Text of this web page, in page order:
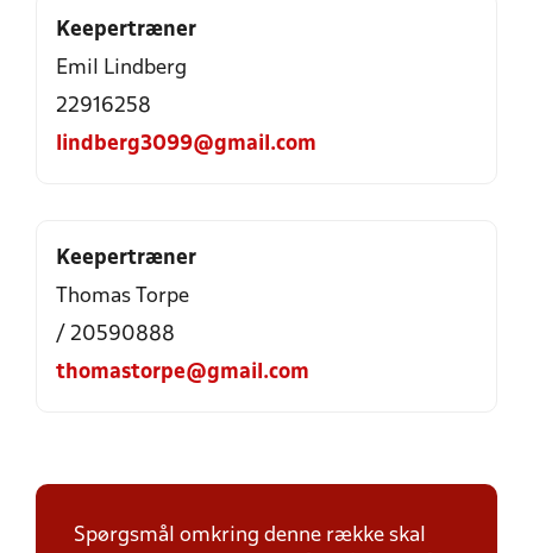
Keepertræner
Emil Lindberg
22916258
lindberg3099@gmail.com
Keepertræner
Thomas Torpe
/ 20590888
thomastorpe@gmail.com
Spørgsmål omkring denne række skal